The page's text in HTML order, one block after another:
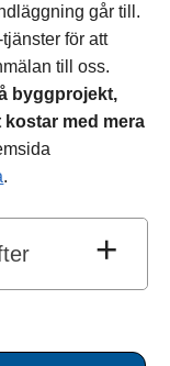
går till.
för att
till oss.
byggprojekt,
med mera
.